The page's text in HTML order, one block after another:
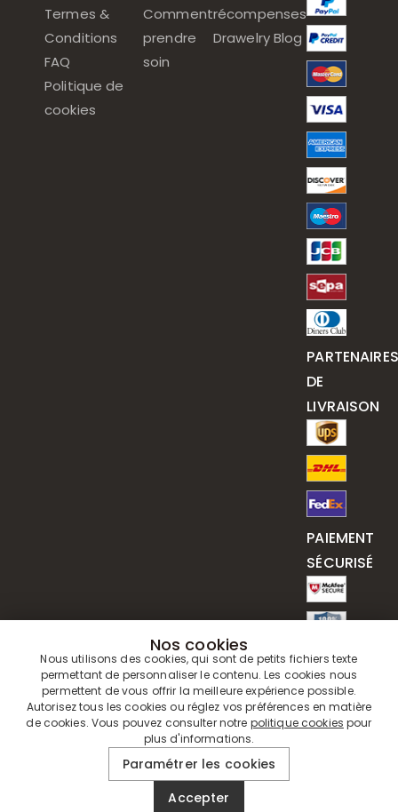
Termes &
Conditions
FAQ
Politique de
cookies
Comment
prendre
soin
récompenses
Drawelry Blog
PARTENAIRES
DE
LIVRAISON
PAIEMENT
SÉCURISÉ
© 2019 - 2026Drawelry . Tous Droits Réservés.
Nos cookies
Nous utilisons des cookies, qui sont de petits fichiers texte
permettant de personnaliser le contenu. Les cookies nous
permettent de vous offrir la meilleure expérience possible.
Autorisez tous les cookies ou réglez vos préférences en matière
de cookies. Vous pouvez consulter notre politique cookies pour
plus d'informations.
Paramétrer les cookies
Accepter